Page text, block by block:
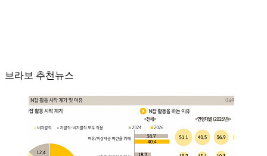
브라보 추천뉴스